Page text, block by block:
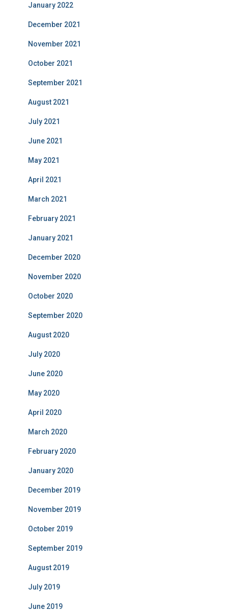
January 2022
December 2021
November 2021
October 2021
September 2021
August 2021
July 2021
June 2021
May 2021
April 2021
March 2021
February 2021
January 2021
December 2020
November 2020
October 2020
September 2020
August 2020
July 2020
June 2020
May 2020
April 2020
March 2020
February 2020
January 2020
December 2019
November 2019
October 2019
September 2019
August 2019
July 2019
June 2019